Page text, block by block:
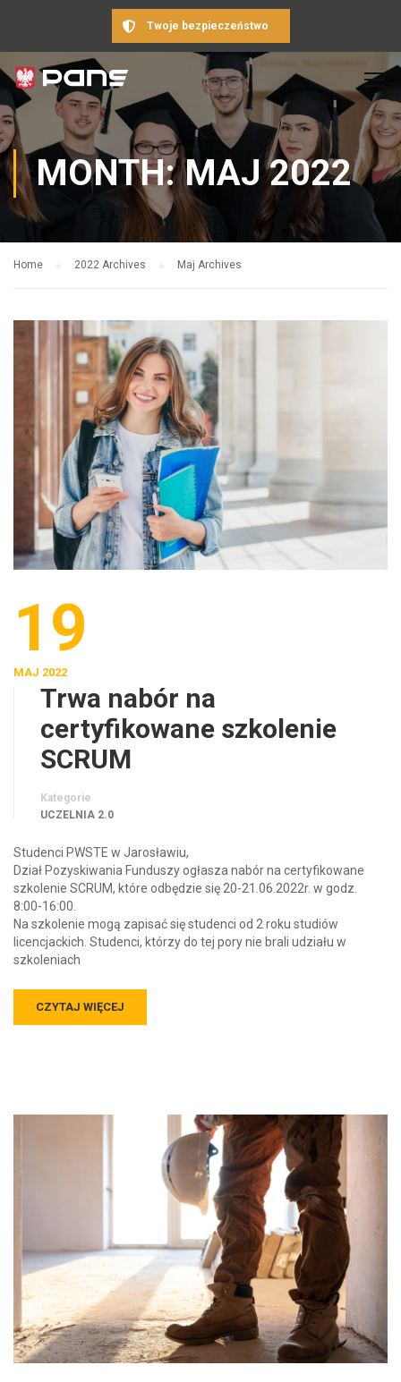
Twoje bezpieczeństwo
MONTH: MAJ 2022
Home 2022 Archives Maj Archives
19
MAJ 2022
Trwa nabór na
certyfikowane szkolenie
SCRUM
Kategorie
UCZELNIA 2.0
Studenci PWSTE w Jarosławiu,
Dział Pozyskiwania Funduszy ogłasza nabór na certyfikowane
szkolenie SCRUM, które odbędzie się 20-21.06.2022r. w godz.
8:00-16:00.
Na szkolenie mogą zapisać się studenci od 2 roku studiów
licencjackich. Studenci, którzy do tej pory nie brali udziału w
szkoleniach
CZYTAJ WIĘCEJ